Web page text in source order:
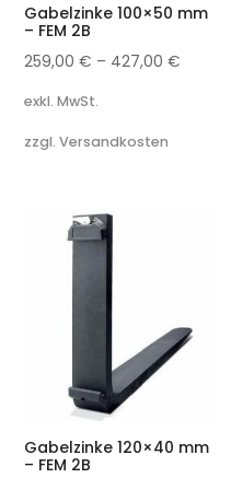
Gabelzinke 100×50 mm
– FEM 2B
259,00 € – 427,00 €
exkl. MwSt.
zzgl. Versandkosten
Gabelzinke 120×40 mm
– FEM 2B